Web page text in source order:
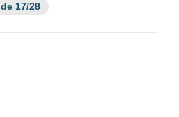
de la série :
17/28